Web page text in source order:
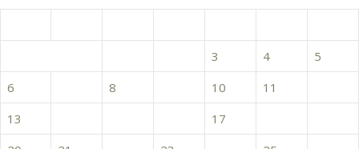
3 4
5
6
8 10 11
13
17